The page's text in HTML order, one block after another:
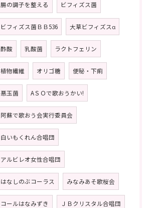
腸の調子を整える ビフィズス菌
ビフィズス菌ＢＢ536 大草ビフィズスα
酢酸 乳酸菌 ラクトフェリン
植物繊維 オリゴ糖 便秘・下痢
悪玉菌 AＳＯで歌おうかい!
阿蘇で歌おう会実行委員会
白いもくれん合唱団
アルビレオ女性合唱団
はなしのぶコーラス みなみあそ歌桜会
コールはなみずき ＪＢクリスタル合唱団